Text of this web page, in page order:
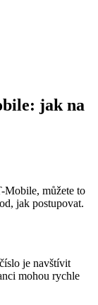
jak na
Mobile, můžete to
jak postupovat.
je navštívit
mohou rychle